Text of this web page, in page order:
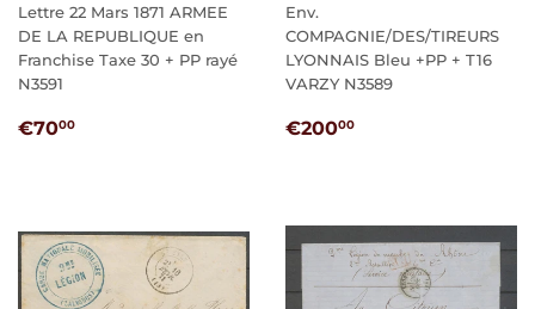
Lettre 22 Mars 1871 ARMEE
DE LA REPUBLIQUE en
Franchise Taxe 30 + PP rayé
N3591
PRIX
€7000
Env.
COMPAGNIE/DES/TIREURS
LYONNAIS Bleu +PP + T16
VARZY N3589
PRIX
€20000